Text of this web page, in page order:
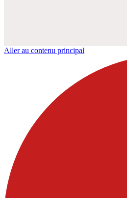
Aller au contenu principal